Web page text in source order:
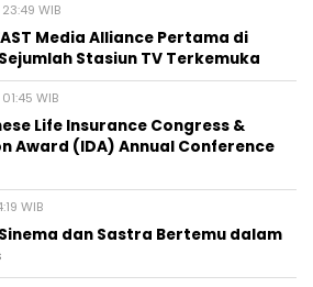
WIB
Media Alliance Pertama di
Stasiun TV Terkemuka
WIB
Life Insurance Congress &
Award (IDA) Annual Conference
WIB
Sinema dan Sastra Bertemu dalam